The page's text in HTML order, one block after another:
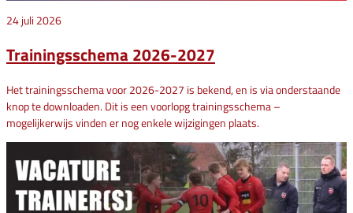
24 juli 2026
Trainingsschema 2026-2027
Het trainingsschema voor 2026-2027 is bekend, en is via onderstaande
knop te downloaden. Dit is een voorlopg trainingsschema –
mogelijkerwijs vinden er nog enkele wijzigingen plaats.